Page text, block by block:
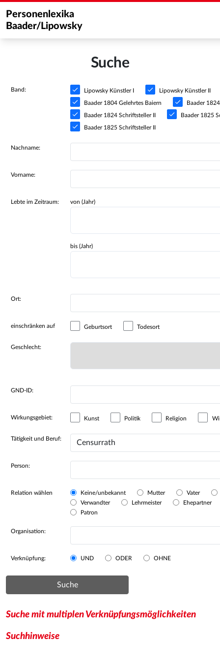
Personenlexika
Baader/Lipowsky
Suche
Band: Lipowsky Künstler I Lipowsky Künstler II
Baader 1804 Gelehrtes Baiern Baader
Baader 1824 Schriftsteller II Baader 1825
Baader 1825 Schriftsteller II
Nachname:
Vorname:
Lebte im Zeitraum: von (Jahr)
bis (Jahr)
Ort:
einschränken auf Geburtsort Todesort
Geschlecht:
GND-ID:
Wirkungsgebiet: Kunst Politik Religion
Tätigkeit und Beruf:
Person:
Relation wählen Keine/unbekannt Mutter
Vater
Verwandter
Lehrmeister
Ehepartner
Patron
Organisation:
Verknüpfung: UND ODER OHNE
Suche
Suche mit multiplen Verknüpfungsmöglichkeiten
Suchhinweise